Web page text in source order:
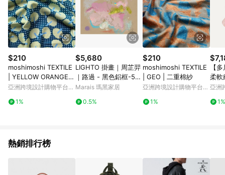
顏色、價位、贈品如與 Pinkoi 商品資訊頁及購物車不符，以
Pinkoi 購物商品資訊頁及購物車標示為準。 10. 點數紅包使用規
則請以點數紅包活動說明為準。 11. 若於 LINE 購物前往 Pinkoi
頁面後才首次下載 Pinkoi APP 並完成訂單，不符合導購資格；承
上，首次下載 Pinkoi APP 後，需透過 LINE 購物前往 Pinkoi 頁
面，方享導購資格。
$210
moshimoshi TEXTILE
| YELLOW ORANGE |
二重棉紗
亞洲跨境設計購物平台
1%
$5,680
LIGHTO 掛畫｜周芷羿
｜路過 - 黑色鋁框-50
x 70 cm
Marais 瑪黑家居
0.5%
$210
moshimoshi TEXTILE
| GEO | 二重棉紗
亞洲跨境設計購物平台
1%
【
柔軟
毯
亞洲
1%
熱銷排行榜